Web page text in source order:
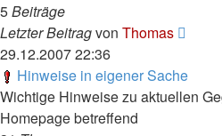
5Beiträge
Letzter Beitragvon Thomas
29.12.2007 22:36
Hinweise in eigener Sache
Wichtige Hinweise zu aktuellen
Homepage betreffend